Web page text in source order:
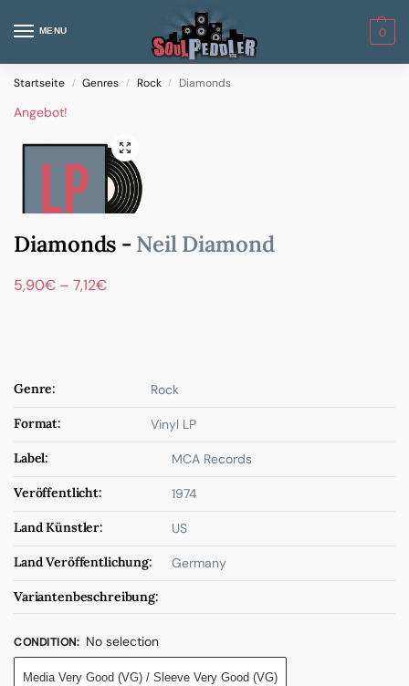
MENU 0
Startseite / Genres / Rock / Diamonds
Angebot!
Diamonds - Neil Diamond
5,90€ – 7,12€
Genre: Rock
Format: Vinyl LP
Label: MCA Records
Veröffentlicht: 1974
Land Künstler: US
Land Veröffentlichung: Germany
Variantenbeschreibung:
CONDITION: No selection
Media Very Good (VG) / Sleeve Very Good (VG)